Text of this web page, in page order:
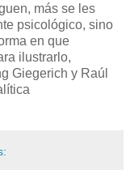
más se les
psicológico, sino
en que
ilustrarlo,
Giegerich y Raúl